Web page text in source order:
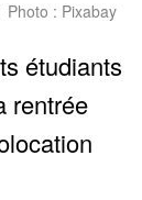
Photo : Pixabay
étudiants
rentrée